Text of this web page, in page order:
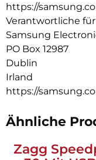
https://
Verantwortliche für
Samsung
PO Box 12987
Dublin
Irland
https://
Ähnliche
Zagg